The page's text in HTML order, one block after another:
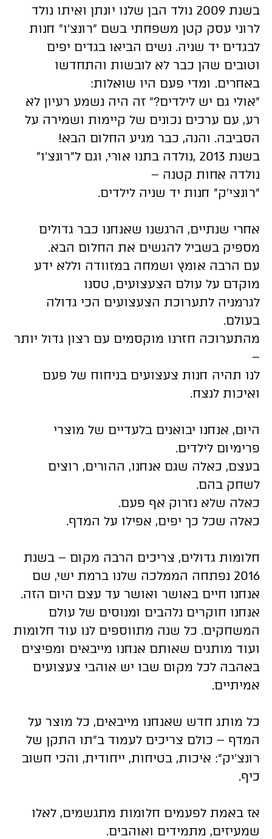
בשנת 2009 נולד הבן שלנו יונתן ואיתו נולד
לרוני עסק קטן משפחתי בשם ״רונצ׳ו״ חנות
לבגדים יד שניה. נשים הביאו בגדים יפים
וטובים שהן כבר לא לובשות והתחדשו
באחרים. ומדי פעם היו שואלות:
״אולי גם יש לילדים?״ זה היה נשמע רעיון לא
רע, עם ערכים נכונים של קיימות ושמירה על
הסביבה. והנה, כבר מגיע החלום הבא!
בשנת 2013 ,נולדה בתנו אורי, וגם ל״רונצ׳ו״
נולדה אחות קטנה –
״רונצי׳ק״ חנות יד שניה לילדים.
אחרי שנתיים, הרגשנו שאנחנו כבר גדולים
מספיק בשביל להגשים את החלום הבא.
עם הרבה אומץ ושמחה במזוודה וללא ידע
מוקדם על עולם הצעצועים, טסנו
לגרמניה לתערוכת הצעצועים הכי גדולה
בעולם.
מהתערוכה חזרנו מוקסמים עם רצון גדול יותר
–
לנו תהיה חנות צעצועים בניחוח של פעם
ואיכות לנצח.
היום, אנחנו יבואנים בלעדיים של מוצרי
פרימיום לילדים.
בעצם, כאלה שגם אנחנו, ההורים, רוצים
לשחק בהם.
כאלה שלא נזרוק אף פעם.
כאלה שכל כך יפים, אפילו על המדף.
חלומות גדולים, צריכים הרבה מקום – בשנת
2016 נפתחה הממלכה שלנו ברמת ישי, שם
אנחנו חיים באושר ואושר עד עצם היום הזה.
אנחנו חוקרים נלהבים ומנוסים של עולם
המשחקים. כל שנה מתווספים לנו עוד חלומות
ועוד מותגים שאותם אנחנו מייבאים ומפיצים
באהבה לכל מקום שבו יש אוהבי צעצועים
אמיתיים.
כל מותג חדש שאנחנו מייבאים, כל מוצר על
המדף – כולם צריכים לעמוד ב״תו התקן של
רונצ׳יק״: איכות, בטיחות, ייחודית, והכי חשוב
כיף.
אז באמת לפעמים חלומות מתגשמים, לאלו
שמעיזים, מתמידים ואוהבים.